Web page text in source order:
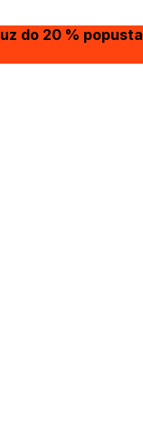
uz do 20 % popusta